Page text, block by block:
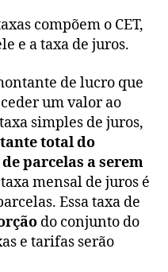
compõem o CET,
e a taxa de juros.
de lucro que
um valor ao
simples de juros,
total do
parcelas a serem
mensal de juros é
Essa taxa de
do conjunto do
e tarifas serão